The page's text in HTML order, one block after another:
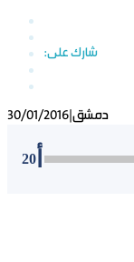
30/01/2016 دمشق
20